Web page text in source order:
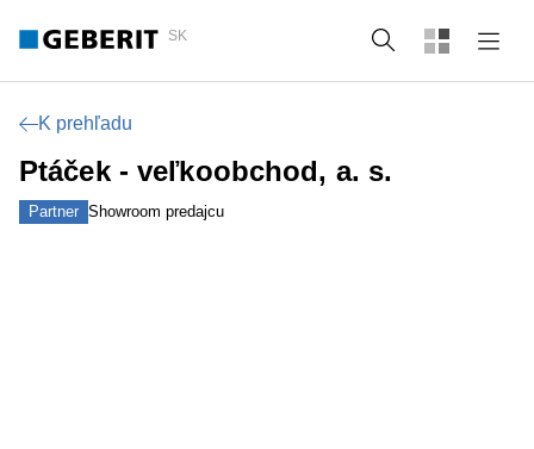
SK Vyhľadať
K prehľadu
Ptáček - veľkoobchod, a. s.
Partner Showroom predajcu